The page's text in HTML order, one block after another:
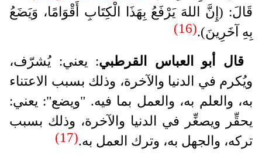
قَالَ: (إِنَّ اللهَ يَرْفَعُ بِهَذَا الْكِتَابِ أَقْوَامًا، وَيَضَعُ
بِهِ آخَرِينَ).(16)
قال أبو العباس القرطبي: يعني: يُشرّف،
ويُكرم في الدنيا والآخرة، وذلك بسبب الاعتناء
به، والعلم به، والعمل بما فيه. "ويضع": يعني:
يحقِّر ويصغِّر في الدنيا والآخرة، وذلك بسبب
تركه، والجهل به، وترك العمل به.(17)